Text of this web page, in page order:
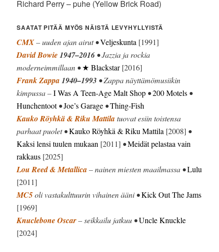
Richard Perry – puhe (Yellow Brick Road)
SAATAT PITÄÄ MYÖS NÄISTÄ LEVYHYLLYISTÄ
CMX– uuden ajan airut •Veljeskunta [1991]
David Bowie1947–2016 • Jazzia ja rockia
moderneimmillaan •★ Blackstar[2016]
Frank Zappa1940–1993 • Zappa näyttämömusiikin
kimpussa –I Was A Teen-Age Malt Shop •200 Motels •
Hunchentoot•Joe’s Garage •Thing-Fish
Kauko Röyhkä & Riku Mattilatuovat esiin toistensa
parhaat puolet •Kauko Röyhkä & Riku Mattila [2008] •
Kaksi lensi tuulen mukaan [2011] •Meidät pelastaa vain
rakkaus [2025]
Lou Reed & Metallica– nainen miesten maailmassa •Lulu
[2011]
MC5oli vastakulttuurin vihainen ääni •Kick Out The Jams
[1969]
Knuclebone Oscar– seikkailu jatkuu •Uncle Knuckle
[2024]